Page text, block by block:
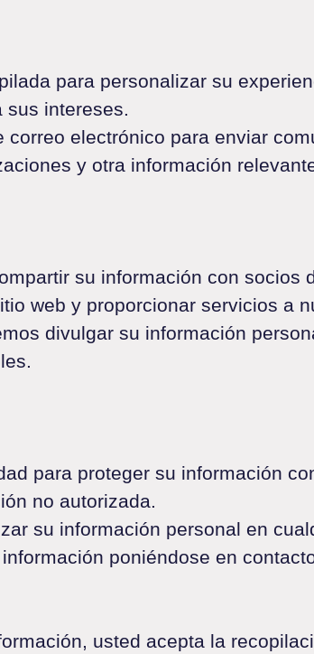
para personalizar su
sus intereses.
electrónico para enviar
y otra información
su información con socios
web y proporcionar servicios a
divulgar su información
para proteger su información
no autorizada.
su información personal en
poniéndose en
usted acepta la